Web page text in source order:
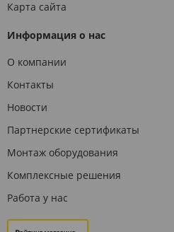
Карта сайта
Информация о нас
О компании
Контакты
Новости
Партнерские сертификаты
Монтаж оборудования
Комплексные решения
Работа у нас